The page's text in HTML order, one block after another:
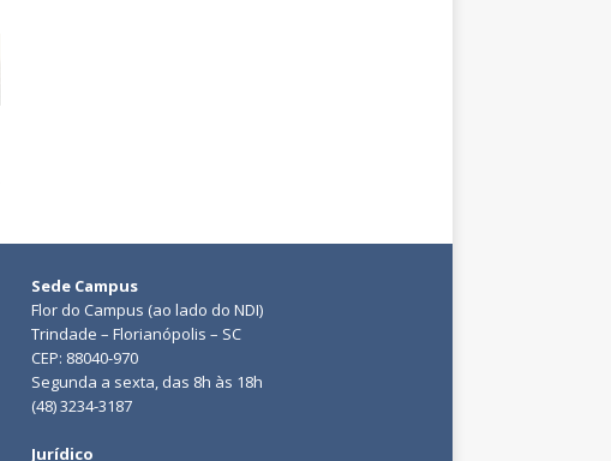
Sede Campus
Flor do Campus (ao lado do NDI)
Trindade – Florianópolis – SC
CEP: 88040-970
Segunda a sexta, das 8h às 18h
(48) 3234-3187
Jurídico